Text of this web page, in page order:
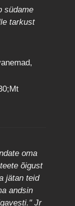
südame
tarkust
oma
õigust
jätan teid
andsin
Jr